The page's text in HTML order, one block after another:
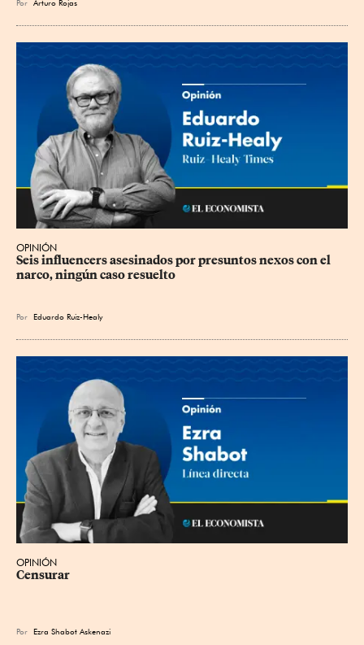
Por Arturo Rojas
OPINIÓN
Seis influencers asesinados por presuntos nexos con el
narco, ningún caso resuelto
Por Eduardo Ruiz-Healy
OPINIÓN
Censurar
Por Ezra Shabot Askenazi